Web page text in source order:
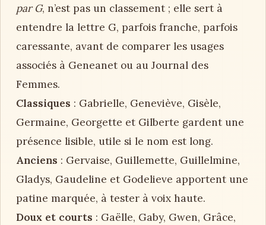
par G, n’est pas un classement ; elle sert à
entendre la lettre G, parfois franche, parfois
caressante, avant de comparer les usages
associés à Geneanet ou au Journal des
Femmes.
Classiques : Gabrielle, Geneviève, Gisèle,
Germaine, Georgette et Gilberte gardent une
présence lisible, utile si le nom est long.
Anciens : Gervaise, Guillemette, Guillelmine,
Gladys, Gaudeline et Godelieve apportent une
patine marquée, à tester à voix haute.
Doux et courts : Gaëlle, Gaby, Gwen, Grâce,